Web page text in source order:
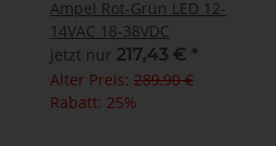
Ampel Rot-Grün LED 12-
14VAC 18-38VDC
jetzt nur 217,43 € *
Alter Preis: 289,90 €
Rabatt: 25%